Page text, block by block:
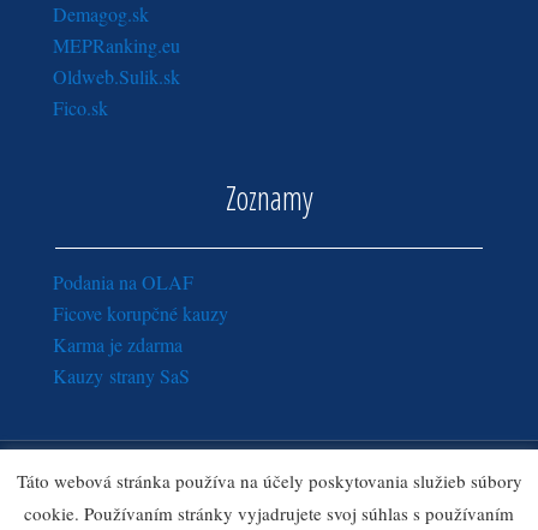
Demagog.sk
MEPRanking.eu
Oldweb.Sulik.sk
Fico.sk
Zoznamy
Podania na OLAF
Ficove korupčné kauzy
Karma je zdarma
Kauzy strany SaS
Copyright © 2016 - 2018 Sulik.sk · Všetky práva vyhradené.
Zásady ochrany osobných údajov |Oznamy pre správcu webu
Táto webová stránka používa na účely poskytovania služieb súbory
cookie. Používaním stránky vyjadrujete svoj súhlas s používaním